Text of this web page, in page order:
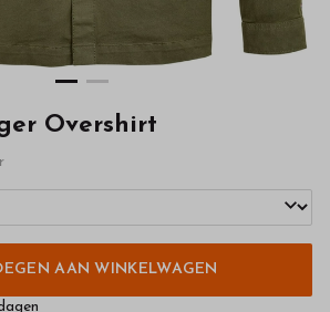
Overshirt
AAN WINKELWAGEN